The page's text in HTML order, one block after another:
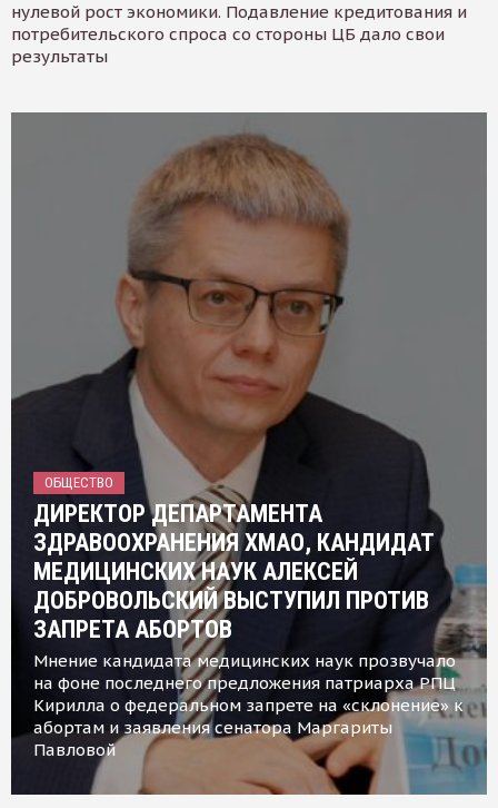
нулевой рост экономики. Подавление кредитования и
потребительского спроса со стороны ЦБ дало свои
результаты
ОБЩЕСТВО
ДИРЕКТОР ДЕПАРТАМЕНТА
ЗДРАВООХРАНЕНИЯ ХМАО, КАНДИДАТ
МЕДИЦИНСКИХ НАУК АЛЕКСЕЙ
ДОБРОВОЛЬСКИЙ ВЫСТУПИЛ ПРОТИВ
ЗАПРЕТА АБОРТОВ
Мнение кандидата медицинских наук прозвучало
на фоне последнего предложения патриарха РПЦ
Кирилла о федеральном запрете на «склонение» к
абортам и заявления сенатора Маргариты
Павловой